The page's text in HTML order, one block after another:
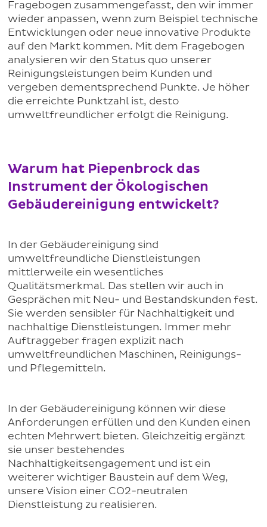
Fragebogen zusammengefasst, den wir immer
wieder anpassen, wenn zum Beispiel technische
Entwicklungen oder neue innovative Produkte
auf den Markt kommen. Mit dem Fragebogen
analysieren wir den Status quo unserer
Reinigungsleistungen beim Kunden und
vergeben dementsprechend Punkte. Je höher
die erreichte Punktzahl ist, desto
umweltfreundlicher erfolgt die Reinigung.
Warum hat Piepenbrock das
Instrument der Ökologischen
Gebäudereinigung entwickelt?
In der Gebäudereinigung sind
umweltfreundliche Dienstleistungen
mittlerweile ein wesentliches
Qualitätsmerkmal. Das stellen wir auch in
Gesprächen mit Neu- und Bestandskunden fest.
Sie werden sensibler für Nachhaltigkeit und
nachhaltige Dienstleistungen. Immer mehr
Auftraggeber fragen explizit nach
umweltfreundlichen Maschinen, Reinigungs-
und Pflegemitteln.
In der Gebäudereinigung können wir diese
Anforderungen erfüllen und den Kunden einen
echten Mehrwert bieten. Gleichzeitig ergänzt
sie unser bestehendes
Nachhaltigkeitsengagement und ist ein
weiterer wichtiger Baustein auf dem Weg,
unsere Vision einer CO2-neutralen
Dienstleistung zu realisieren.